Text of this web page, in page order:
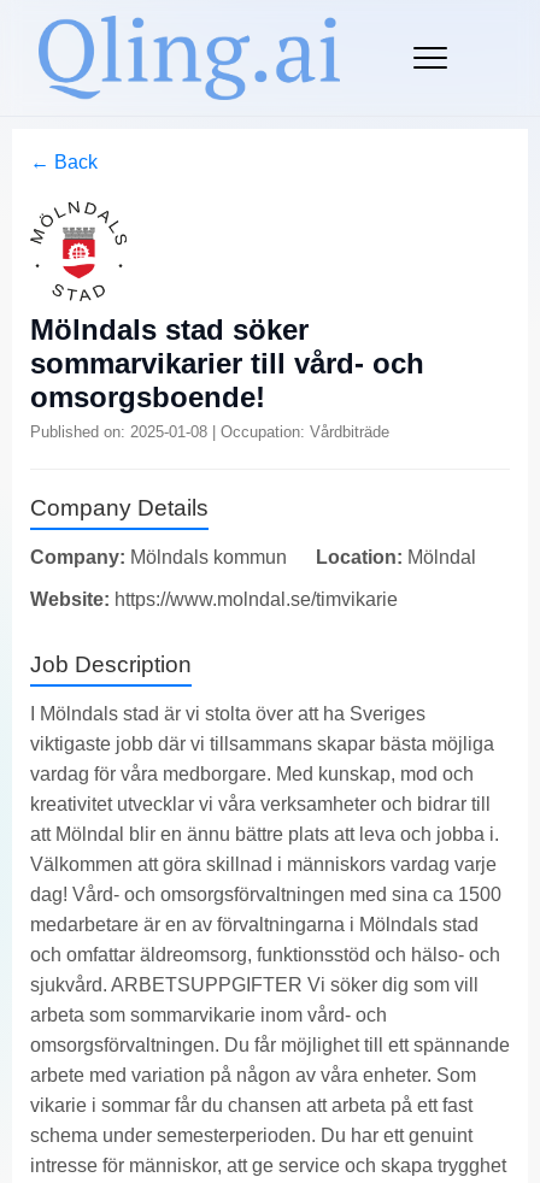
← Back
Mölndals stad söker
sommarvikarier till vård- och
omsorgsboende!
Published on: 2025-01-08 | Occupation: Vårdbiträde
Company Details
Company: Mölndals kommun Location: Mölndal
Website: https://www.molndal.se/timvikarie
Job Description
I Mölndals stad är vi stolta över att ha Sveriges
viktigaste jobb där vi tillsammans skapar bästa möjliga
vardag för våra medborgare. Med kunskap, mod och
kreativitet utvecklar vi våra verksamheter och bidrar till
att Mölndal blir en ännu bättre plats att leva och jobba i.
Välkommen att göra skillnad i människors vardag varje
dag! Vård- och omsorgsförvaltningen med sina ca 1500
medarbetare är en av förvaltningarna i Mölndals stad
och omfattar äldreomsorg, funktionsstöd och hälso- och
sjukvård. ARBETSUPPGIFTER Vi söker dig som vill
arbeta som sommarvikarie inom vård- och
omsorgsförvaltningen. Du får möjlighet till ett spännande
arbete med variation på någon av våra enheter. Som
vikarie i sommar får du chansen att arbeta på ett fast
schema under semesterperioden. Du har ett genuint
intresse för människor, att ge service och skapa trygghet